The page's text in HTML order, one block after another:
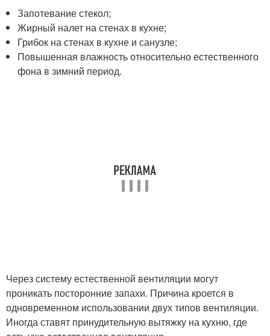
Запотевание стекол;
Жирный налет на стенах в кухне;
Грибок на стенах в кухне и санузле;
Повышенная влажность относительно естественного
фона в зимний период.
Через систему естественной вентиляции могут
проникать посторонние запахи. Причина кроется в
одновременном использовании двух типов вентиляции.
Иногда ставят принудительную вытяжку на кухню, где